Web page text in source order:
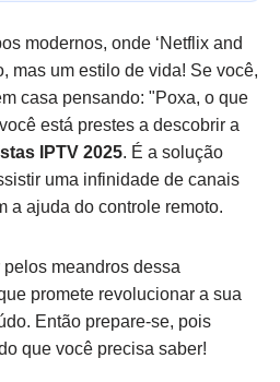
modernos, onde ‘Netflix and
mas um estilo de vida! Se você,
casa pensando: "Poxa, o que
está prestes a descobrir a
IPTV 2025. É a solução
uma infinidade de canais
a ajuda do controle remoto.
meandros dessa
promete revolucionar a sua
Então prepare-se, pois
que você precisa saber!